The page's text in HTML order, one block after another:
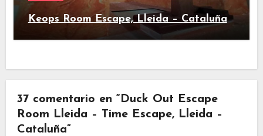
Keops Room Escape, Lleida – Cataluña
37 comentario en “Duck Out Escape
Room Lleida – Time Escape, Lleida –
Cataluña”